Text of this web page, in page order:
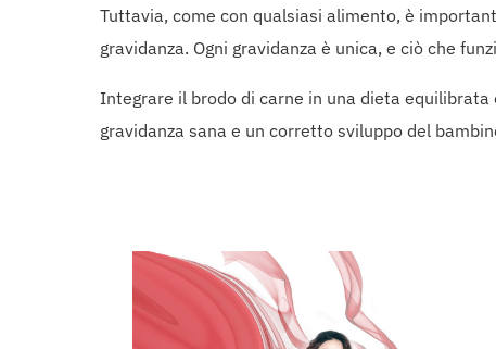
Tuttavia, come con qualsiasi alimento, è
gravidanza. Ogni gravidanza è unica, e ciò che
Integrare il brodo di carne in una dieta
gravidanza sana e un corretto sviluppo del